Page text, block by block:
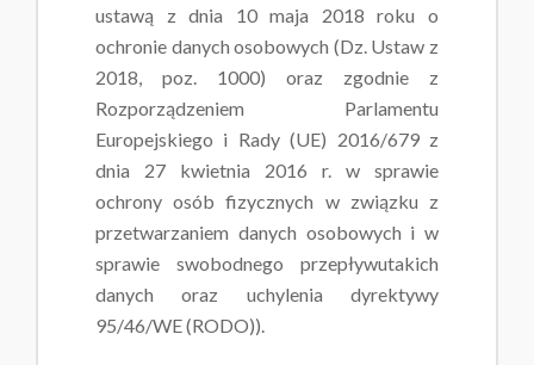
ustawą z dnia 10 maja 2018 roku o
ochronie danych osobowych (Dz. Ustaw z
2018, poz. 1000) oraz zgodnie z
Rozporządzeniem Parlamentu
Europejskiego i Rady (UE) 2016/679 z
dnia 27 kwietnia 2016 r. w sprawie
ochrony osób fizycznych w związku z
przetwarzaniem danych osobowych i w
sprawie swobodnego przepływutakich
danych oraz uchylenia dyrektywy
95/46/WE (RODO)).